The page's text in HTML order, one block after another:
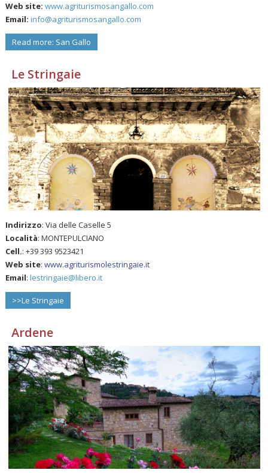
Web site: www.agriturismosangallo.com
Email: info@agriturismosangallo.com
Read more: San Gallo
Le Stringaie
Indirizzo: Via delle Caselle 5
Località: MONTEPULCIANO
Cell.: +39 393 9523421
Web site:www.agriturismolestringaie.it
Email:lestringaie@libero.it
>>Le Stringaie
Ardene